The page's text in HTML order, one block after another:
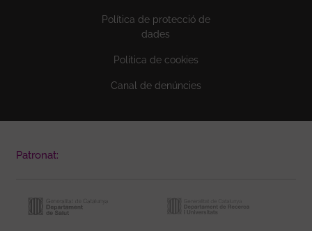
Política de protecció de
dades
Política de cookies
Canal de denúncies
Patronat: